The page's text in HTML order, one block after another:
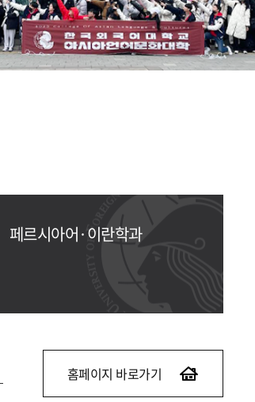
페르시아어·이란학과
홈페이지 바로가기